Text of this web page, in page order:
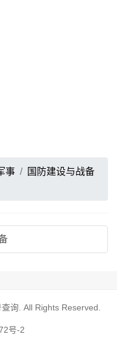
事
国防建设与战备
询 . All Rights Reserved.
号-2